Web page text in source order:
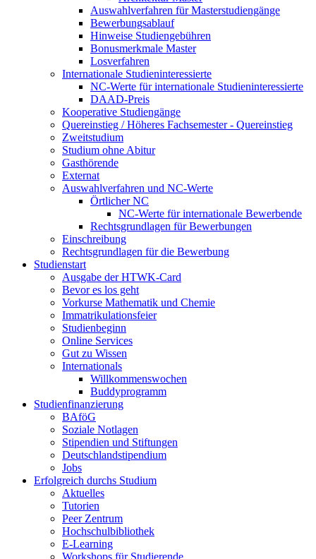
Auswahlverfahren für Masterstudiengänge
Bewerbungsablauf
Hinweise Studiengebühren
Bonusmerkmale Master
Losverfahren
Internationale Studieninteressierte
NC-Werte für internationale Studieninteressierte
DAAD-Preis
Kooperative Studiengänge
Quereinstieg / Höheres Fachsemester - Quereinstieg
Zweitstudium
Studium ohne Abitur
Gasthörende
Externat
Auswahlverfahren und NC-Werte
Örtlicher NC
NC-Werte für internationale Bewerbende
Rechtsgrundlagen für Bewerbungen
Einschreibung
Rechtsgrundlagen für die Bewerbung
Studienstart
Ausgabe der HTWK-Card
Bevor es los geht
Vorkurse Mathematik und Chemie
Immatrikulationsfeier
Studienbeginn
Online Services
Gut zu Wissen
Internationals
Willkommenswochen
Buddyprogramm
Studienfinanzierung
BAföG
Soziale Notlagen
Stipendien und Stiftungen
Deutschlandstipendium
Jobs
Erfolgreich durchs Studium
Aktuelles
Tutorien
Peer Zentrum
Hochschulbibliothek
E-Learning